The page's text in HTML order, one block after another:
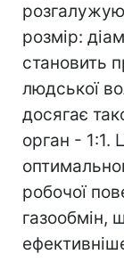
розмір:
становить
людської
досягає
орган - 1:1.
робочої
газообмін,